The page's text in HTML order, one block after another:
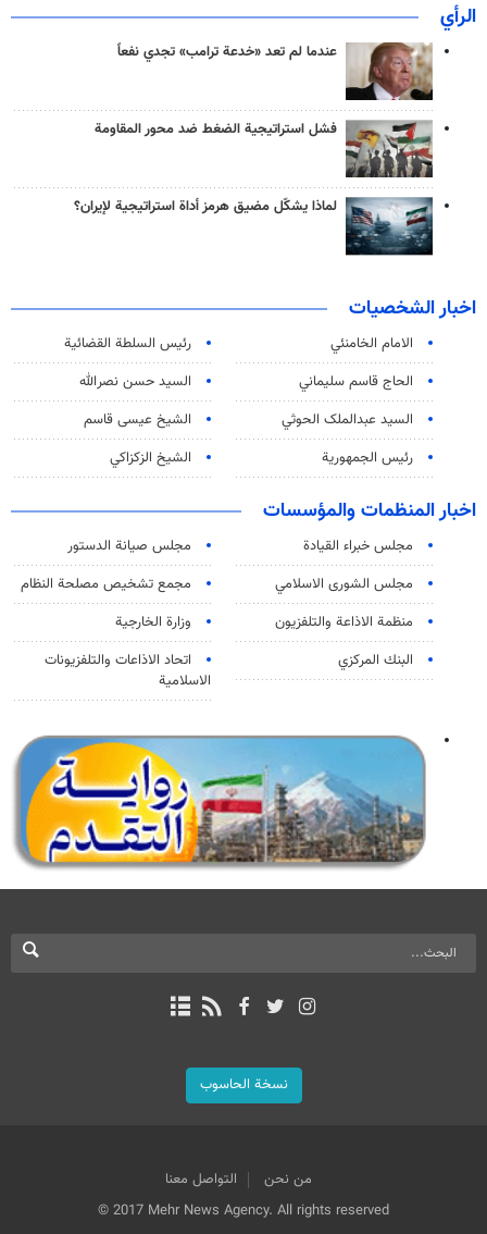
الرأي
عندما لم تعد «خدعة ترامب» تجدي نفعاً
فشل استراتيجية الضغط ضد محور المقاومة
لماذا يشكّل مضيق هرمز أداة استراتيجية لإيران؟
اخبار الشخصيات
الامام الخامنئي
رئیس السلطة القضائیة
الحاج قاسم سليماني
السيد حسن نصرالله
السید عبدالملک الحوثي
الشيخ عيسى قاسم
رئيس الجمهورية
الشيخ الزكزاكي
اخبار المنظمات والمؤسسات
مجلس خبراء القيادة
مجلس صيانة الدستور
مجلس الشورى الاسلامي
مجمع تشخيص مصلحة النظام
منظمة الاذاعة والتلفزیون
وزارة الخارجية
البنك المركزي
اتحاد الاذاعات والتلفزيونات
الاسلامية
نسخة الحاسوب
من نحن
التواصل معنا
© 2017 Mehr News Agency. All rights reserved